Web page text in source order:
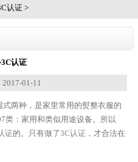
认证>
认证
01-11
两种，是家里常用的熨整衣服的
类：家用和类似用途设备。所以
证的。只有做了3C认证，才合法在